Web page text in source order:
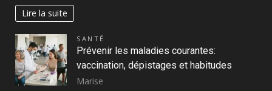
Lire la suite
SANTÉ
Prévenir les maladies courantes:
vaccination, dépistages et habitudes
Marise